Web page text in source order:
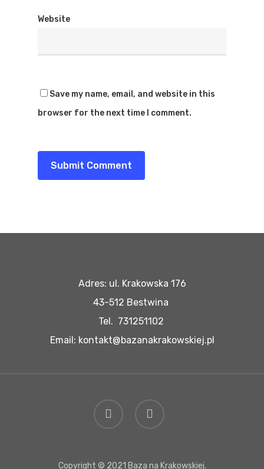
Website
Save my name, email, and website in this
browser for the next time I comment.
Adres: ul. Krakowska 176
43-512 Bestwina
Tel. 731251102
Email: kontakt@bazanakrakowskiej.pl
Copyright © 2021 Baza na Krakowskiej.